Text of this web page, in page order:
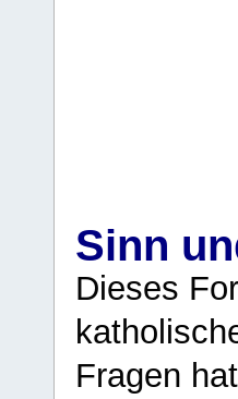
Sinn
Dieses
Fragen